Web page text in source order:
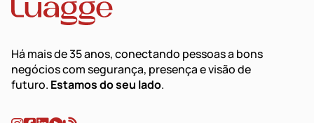
Há mais de 35 anos, conectando pessoas a bons
negócios com segurança, presença e visão de
futuro. Estamos do seu lado.